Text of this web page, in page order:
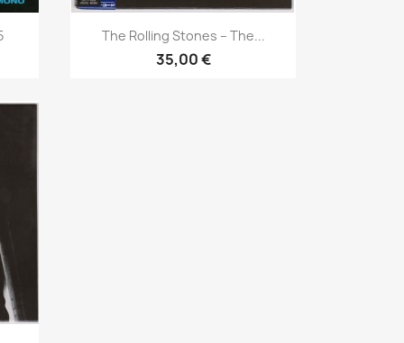
Aperçu rapide
The Rolling Stones ‎– The...
35,00 €